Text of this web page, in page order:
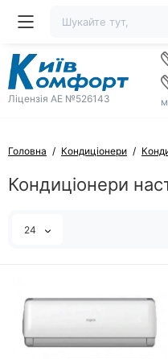
Ліцензія AE №526143
Головна Кондиціонери
Кондиціонери
24